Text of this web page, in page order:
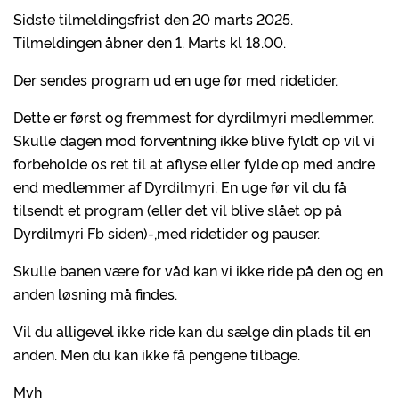
Sidste tilmeldingsfrist den 20 marts 2025.
Tilmeldingen åbner den 1. Marts kl 18.00.
Der sendes program ud en uge før med ridetider.
Dette er først og fremmest for dyrdilmyri medlemmer.
Skulle dagen mod forventning ikke blive fyldt op vil vi
forbeholde os ret til at aflyse eller fylde op med andre
end medlemmer af Dyrdilmyri. En uge før vil du få
tilsendt et program (eller det vil blive slået op på
Dyrdilmyri Fb siden)-,med ridetider og pauser.
Skulle banen være for våd kan vi ikke ride på den og en
anden løsning må findes.
Vil du alligevel ikke ride kan du sælge din plads til en
anden. Men du kan ikke få pengene tilbage.
Mvh